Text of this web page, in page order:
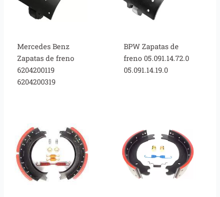
Mercedes Benz
Zapatas de freno
6204200119
6204200319
BPW Zapatas de
freno 05.091.14.72.0
05.091.14.19.0